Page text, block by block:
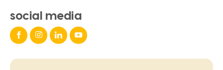
social media